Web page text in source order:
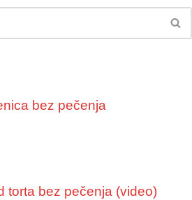
bez pečenja
torta bez pečenja (video)